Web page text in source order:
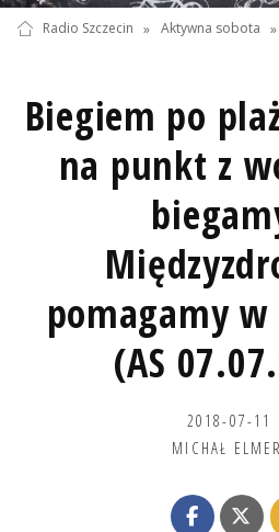
Radio Szczecin » Aktywna sobota »
Biegiem po
na punkt z
pomagamy w
(AS
2018-07-11
MICHAŁ